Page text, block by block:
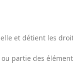
et détient les
partie des